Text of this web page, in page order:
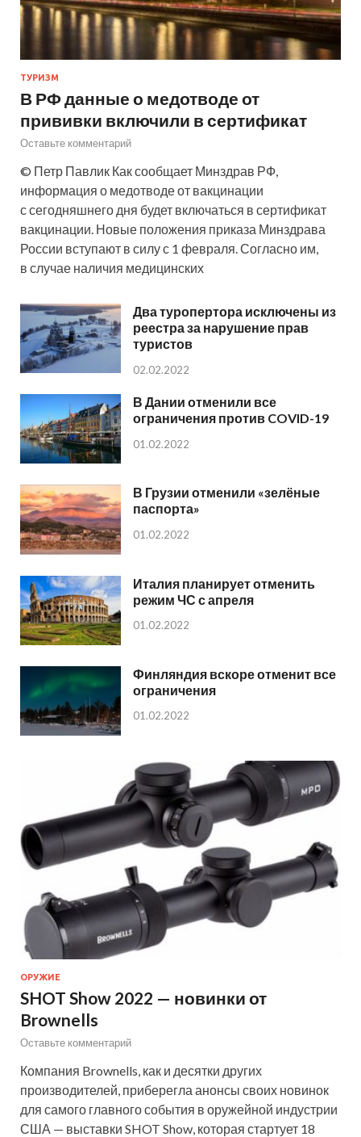
ТУРИЗМ
В РФ данные о медотводе от
прививки включили в сертификат
Оставьте комментарий
© Петр Павлик Как сообщает Минздрав РФ,
информация о медотводе от вакцинации
с сегодняшнего дня будет включаться в сертификат
вакцинации. Новые положения приказа Минздрава
России вступают в силу с 1 февраля. Согласно им,
в случае наличия медицинских
Два туропертора исключены из
реестра за нарушение прав
туристов
02.02.2022
В Дании отменили все
ограничения против COVID-19
01.02.2022
В Грузии отменили «зелёные
паспорта»
01.02.2022
Италия планирует отменить
режим ЧС с апреля
01.02.2022
Финляндия вскоре отменит все
ограничения
01.02.2022
ОРУЖИЕ
SHOT Show 2022 — новинки от
Brownells
Оставьте комментарий
Компания Brownells, как и десятки других
производителей, приберегла анонсы своих новинок
для самого главного события в оружейной индустрии
США — выставки SHOT Show, которая стартует 18